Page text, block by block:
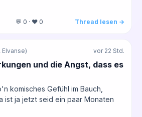
💬 0 · ❤️ 0 Thread lesen →
Elvanse) vor 22 Std.
und die Angst, dass es
komisches Gefühl im Bauch,
ist ja jetzt seid ein paar Monaten